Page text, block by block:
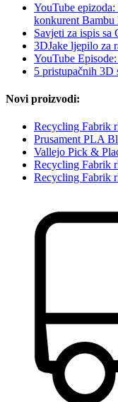
YouTube
konkurent Bambu
Savjeti za ispis
3DJake ljepilo za
YouTube
5 pristupačnih 3D
Novi proizvodi:
Recycling Fabrik
Prusament PLA
Vallejo Pick &
Recycling Fabrik
Recycling Fabrik